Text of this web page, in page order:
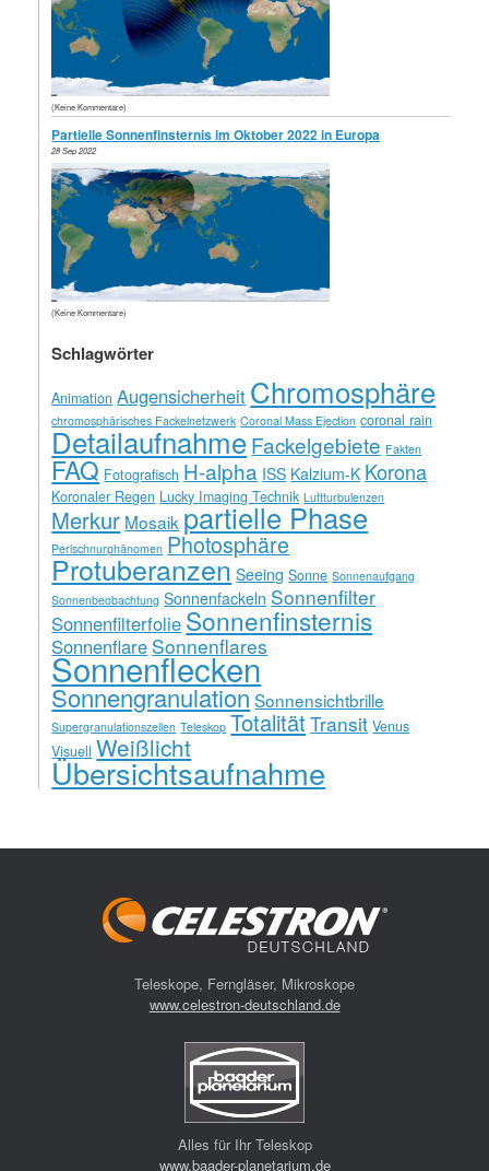
(Keine Kommentare)
Partielle Sonnenfinsternis im Oktober 2022 in Europa
28 Sep 2022
(Keine Kommentare)
Schlagwörter
Animation Augensicherheit Chromosphäre
chromosphärisches Fackelnetzwerk Coronal Mass Ejection coronal rain
DetailaufnahmeFackelgebiete Fakten
FAQ Fotografisch H-alpha ISS Kalzium-K Korona
Koronaler Regen Lucky Imaging Technik Luftturbulenzen
Merkur Mosaik partielle Phase
Perlschnurphänomen Photosphäre
Protuberanzen Seeing Sonne Sonnenaufgang
Sonnenbeobachtung Sonnenfackeln Sonnenfilter
Sonnenfilterfolie Sonnenfinsternis
Sonnenflare Sonnenflares
Sonnenflecken
SonnengranulationSonnensichtbrille
Supergranulationszellen Teleskop TotalitätTransit Venus
Visuell Weißlicht
Übersichtsaufnahme
Teleskope, Ferngläser, Mikroskope
www.celestron-deutschland.de
Alles für Ihr Teleskop
www.baader-planetarium.de